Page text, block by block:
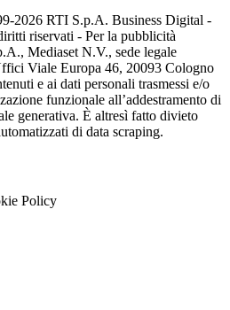
2026 RTI S.p.A. Business Digital -
riservati - Per la pubblicità
Mediaset N.V., sede legale
Viale Europa 46, 20093 Cologno
e ai dati personali trasmessi e/o
funzionale all’addestramento di
generativa. È altresì fatto divieto
di data scraping.
Policy